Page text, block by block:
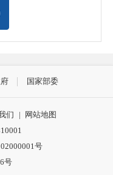
国家部委
们 |
网站地图
号
号